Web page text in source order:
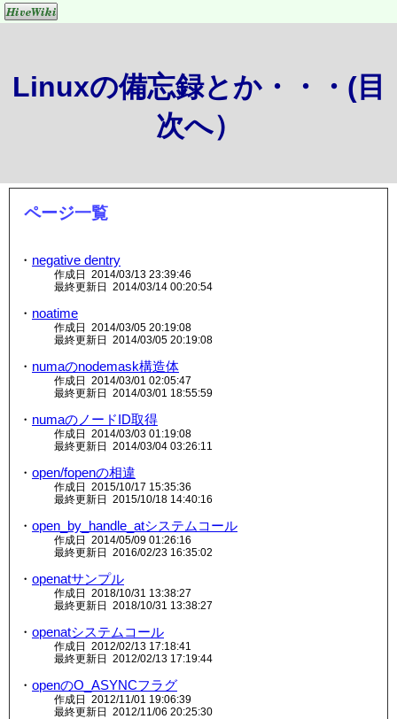
Linuxの備忘録とか・・・(目
次へ）
ページ一覧
・ negative dentry
作成日 2014/03/13 23:39:46
最終更新日 2014/03/14 00:20:54
・ noatime
作成日 2014/03/05 20:19:08
最終更新日 2014/03/05 20:19:08
・ numaのnodemask構造体
作成日 2014/03/01 02:05:47
最終更新日 2014/03/01 18:55:59
・ numaのノードID取得
作成日 2014/03/03 01:19:08
最終更新日 2014/03/04 03:26:11
・ open/fopenの相違
作成日 2015/10/17 15:35:36
最終更新日 2015/10/18 14:40:16
・ open_by_handle_atシステムコール
作成日 2014/05/09 01:26:16
最終更新日 2016/02/23 16:35:02
・ openatサンプル
作成日 2018/10/31 13:38:27
最終更新日 2018/10/31 13:38:27
・ openatシステムコール
作成日 2012/02/13 17:18:41
最終更新日 2012/02/13 17:19:44
・ openのO_ASYNCフラグ
作成日 2012/11/01 19:06:39
最終更新日 2012/11/06 20:25:30